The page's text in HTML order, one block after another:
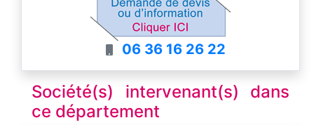
06 36 16 26 22
Société(s) intervenant(s) dans
ce département